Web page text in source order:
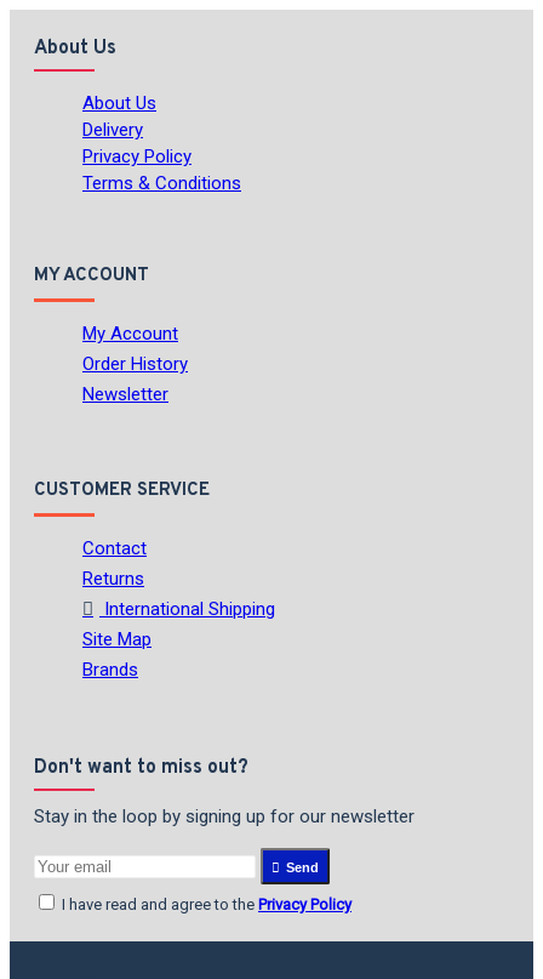
About Us
About Us
Delivery
Privacy Policy
Terms & Conditions
MY ACCOUNT
My Account
Order History
Newsletter
CUSTOMER SERVICE
Contact
Returns
International Shipping
Site Map
Brands
Don't want to miss out?
Stay in the loop by signing up for our newsletter
Send
I have read and agree to the Privacy Policy